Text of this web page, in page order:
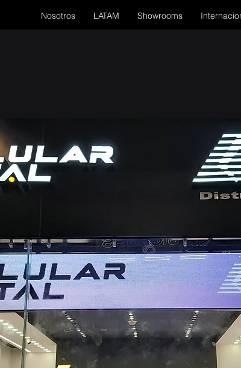
Nosotros LATAM Showrooms